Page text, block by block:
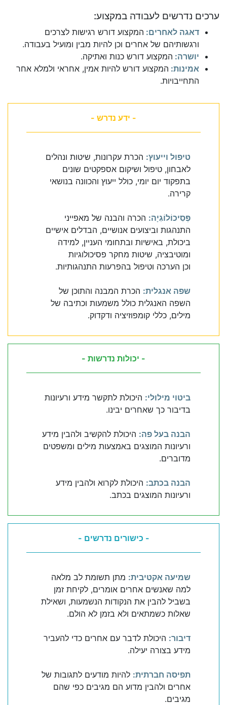
ערכים נדרשים לעבודה במקצוע:
דאגה לאחרים: המקצוע דורש רגישות לצרכים
ורגשותיהם של אחרים וכן להיות מבין ומועיל בעבודה.
יושרה: המקצוע דורש כנות ואתיקה.
אמינות: המקצוע דורש להיות אמין, אחראי ולמלא אחר
התחייבויות.
- ידע נדרש -
טיפול וייעוץ: הכרת עקרונות, שיטות ונהלים
לאבחון, טיפול ושיקום אספקטים שונים
בתפקוד יום יומי, כולל ייעוץ והכוונה בנושאי
קרירה.
פְּסִיכוֹלוֹגִיָה: הכרה והבנה של מאפייני
התנהגות וביצועים אנושיים, הבדלים אישיים
ביכולת, באישיות ובתחומי העניין, למידה
ומוטיבציה, שיטות מחקר פסיכולוגיות
וכן הערכה וטיפול בהפרעות התנהגותיות.
שפה אנגלית: הכרת המבנה והתוכן של
השפה האנגלית כולל משמעות וכתיבה של
מילים, כללי קומפוזיציה ודקדוק.
- יכולות נדרשות -
ביטוי מילולי: היכולת לתקשר מידע ורעיונות
בדיבור כך שאחרים יבינו.
הבנה בעל פה: היכולת להקשיב ולהבין מידע
ורעיונות המוצגים באמצעות מילים ומשפטים
מדוברים.
הבנה בכתב: היכולת לקרוא ולהבין מידע
ורעיונות המוצגים בכתב.
- כישורים נדרשים -
שמיעה אקטיבית: מתן תשומת לב מלאה
למה שאנשים אחרים אומרים, לקיחת זמן
בשביל להבין את הנקודות הנשמעות, ושאילת
שאלות כשמתאים ולא בזמן לא הולם.
דיבור: היכולת לדבר עם אחרים כדי להעביר
מידע בצורה יעילה.
תפיסה חברתית: להיות מודעים לתגובות של
אחרים ולהבין מדוע הם מגיבים כפי שהם
מגיבים.